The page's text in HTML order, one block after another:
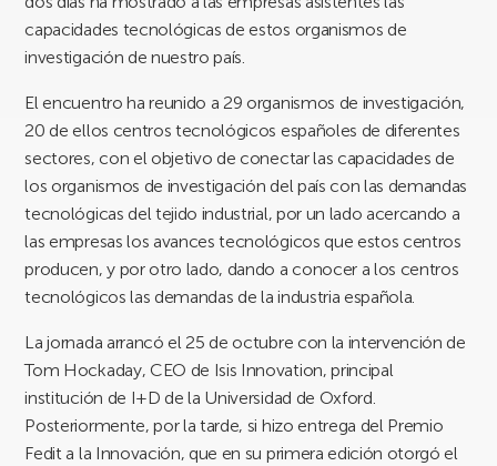
capacidades tecnológicas de estos organismos de
investigación de nuestro país.
El encuentro ha reunido a 29 organismos de investigación,
20 de ellos centros tecnológicos españoles de diferentes
sectores, con el objetivo de conectar las capacidades de
los organismos de investigación del país con las demandas
tecnológicas del tejido industrial, por un lado acercando a
las empresas los avances tecnológicos que estos centros
producen, y por otro lado, dando a conocer a los centros
tecnológicos las demandas de la industria española.
La jornada arrancó el 25 de octubre con la intervención de
Tom Hockaday, CEO de Isis Innovation, principal
institución de I+D de la Universidad de Oxford.
Posteriormente, por la tarde, si hizo entrega del Premio
Fedit a la Innovación, que en su primera edición otorgó el